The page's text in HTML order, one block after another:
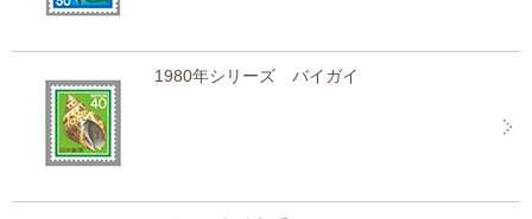
1980年シリーズ バイガイ